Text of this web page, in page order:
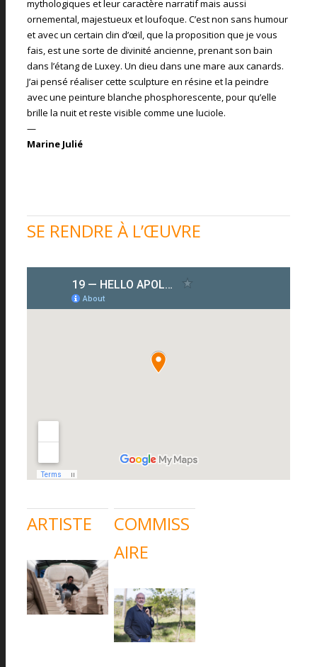
mythologiques et leur caractère narratif mais aussi
ornemental, majestueux et loufoque. C’est non sans humour
et avec un certain clin d’œil, que la proposition que je vous
fais, est une sorte de divinité ancienne, prenant son bain
dans l’étang de Luxey. Un dieu dans une mare aux canards.
J’ai pensé réaliser cette sculpture en résine et la peindre
avec une peinture blanche phosphorescente, pour qu’elle
brille la nuit et reste visible comme une luciole.
—
Marine Julié
SE RENDRE À L’ŒUVRE
ARTISTE
COMMISS
AIRE